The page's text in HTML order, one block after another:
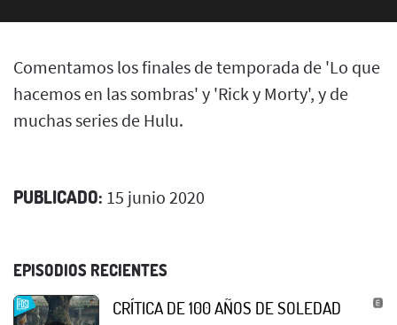
Comentamos los finales de temporada de 'Lo que
hacemos en las sombras' y 'Rick y Morty', y de
muchas series de Hulu.
PUBLICADO: 15 junio 2020
EPISODIOS RECIENTES
CRÍTICA DE 100 AÑOS DE SOLEDAD